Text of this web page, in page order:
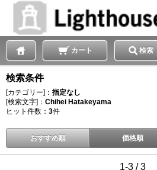
カート 検索
検索条件
[カテゴリー]： 指定なし
[検索文字]： Chihei Hatakeyama
ヒット件数： 3件
おすすめ順 価格順
1-3 / 3